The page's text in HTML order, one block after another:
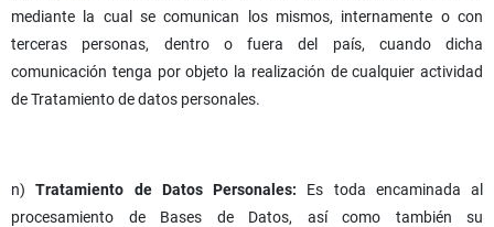
mediante la cual se comunican los mismos, internamente o con
terceras personas, dentro o fuera del país, cuando dicha
comunicación tenga por objeto la realización de cualquier actividad
de Tratamiento de datos personales.
n)Tratamiento de Datos Personales: Es toda encaminada al
procesamiento de Bases de Datos, así como también su